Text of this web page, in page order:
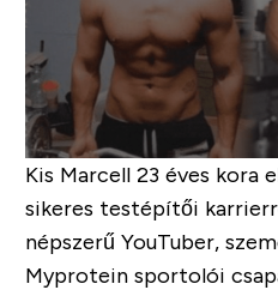
Kis Marcell 23 éves kora
sikeres testépítői
népszerű YouTuber,
Myprotein sportolói